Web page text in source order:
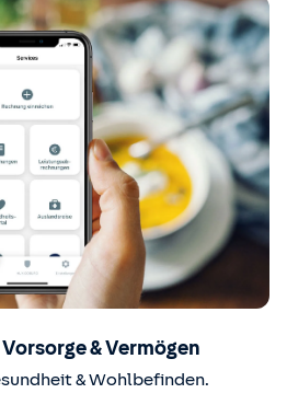
& Vermögen
& Wohlbefinden.